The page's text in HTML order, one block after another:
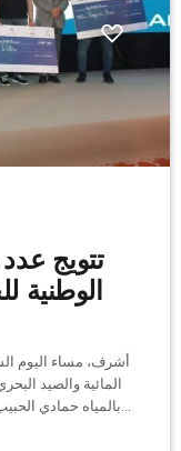
تتويج
الوطنية
المائية والصيد
بالمياه حمادي
الفلاحية وبحضور